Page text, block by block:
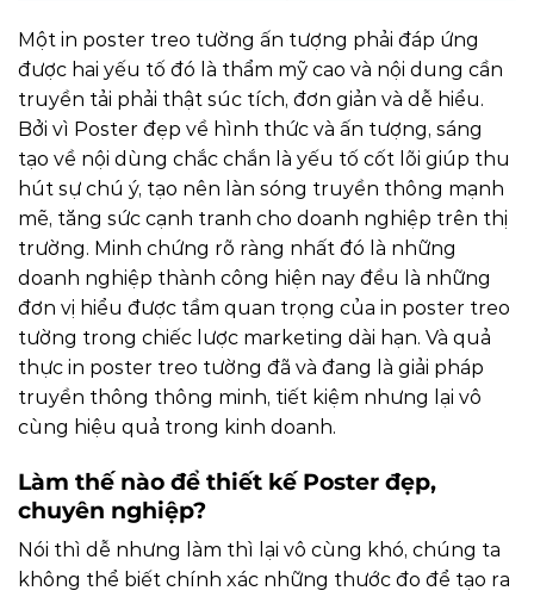
Một in poster treo tường ấn tượng phải đáp ứng
được hai yếu tố đó là thẩm mỹ cao và nội dung cần
truyền tải phải thật súc tích, đơn giản và dễ hiểu.
Bởi vì Poster đẹp về hình thức và ấn tượng, sáng
tạo về nội dùng chắc chắn là yếu tố cốt lõi giúp thu
hút sự chú ý, tạo nên làn sóng truyền thông mạnh
mẽ, tăng sức cạnh tranh cho doanh nghiệp trên thị
trường. Minh chứng rõ ràng nhất đó là những
doanh nghiệp thành công hiện nay đều là những
đơn vị hiểu được tầm quan trọng của in poster treo
tường trong chiếc lược marketing dài hạn. Và quả
thực in poster treo tường đã và đang là giải pháp
truyền thông thông minh, tiết kiệm nhưng lại vô
cùng hiệu quả trong kinh doanh.
Làm thế nào để thiết kế Poster đẹp,
chuyên nghiệp?
Nói thì dễ nhưng làm thì lại vô cùng khó, chúng ta
không thể biết chính xác những thước đo để tạo ra